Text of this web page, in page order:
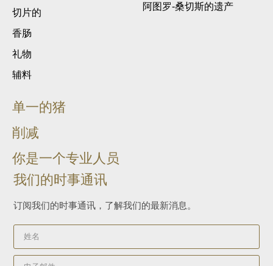
切片的
香肠
礼物
辅料
阿图罗-桑切斯的遗产
单一的猪
削减
你是一个专业人员
我们的时事通讯
订阅我们的时事通讯，了解我们的最新消息。